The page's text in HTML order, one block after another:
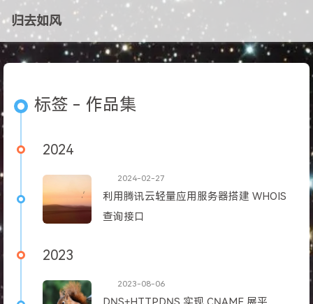
归去如风
标签 - 作品集
2024
2024-02-27
利用腾讯云轻量应用服务器搭建 WHOIS
查询接口
2023
2023-08-06